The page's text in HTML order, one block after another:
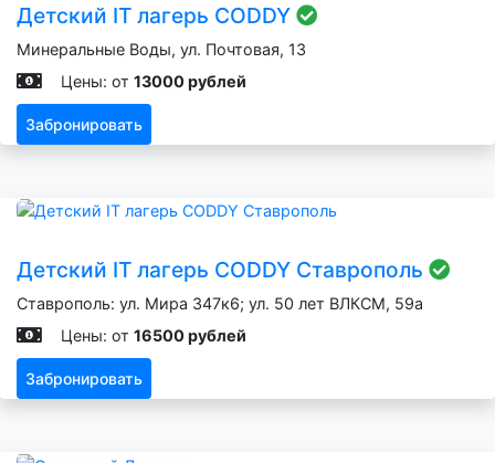
Детский IT лагерь CODDY
Минеральные Воды, ул. Почтовая, 13
Цены: от 13000 рублей
Забронировать
Детский IT лагерь CODDY Ставрополь
Ставрополь: ул. Мира 347к6; ул. 50 лет ВЛКСМ, 59а
Цены: от 16500 рублей
Забронировать